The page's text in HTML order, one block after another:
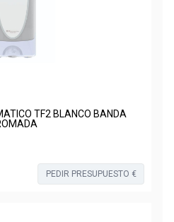
TF2 BLANCO BANDA
PEDIR PRESUPUESTO €